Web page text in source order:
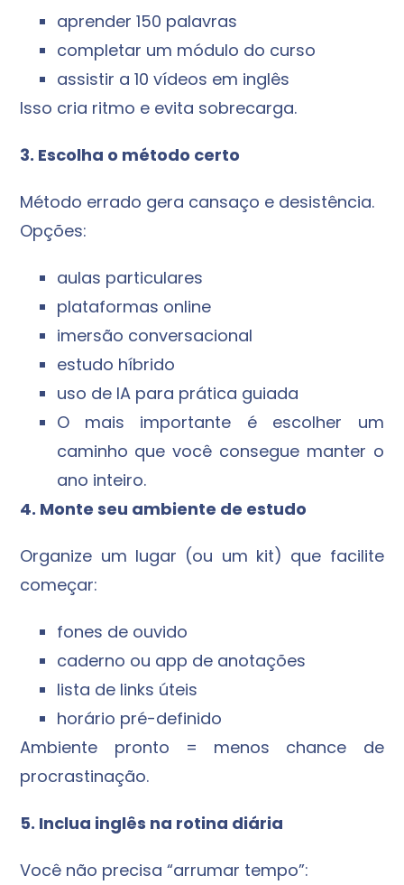
aprender 150 palavras
completar um módulo do curso
assistir a 10 vídeos em inglês
Isso cria ritmo e evita sobrecarga.
3. Escolha o método certo
Método errado gera cansaço e desistência.
Opções:
aulas particulares
plataformas online
imersão conversacional
estudo híbrido
uso de IA para prática guiada
O mais importante é escolher um
caminho que você consegue manter o
ano inteiro.
4. Monte seu ambiente de estudo
Organize um lugar (ou um kit) que facilite
começar:
fones de ouvido
caderno ou app de anotações
lista de links úteis
horário pré-definido
Ambiente pronto = menos chance de
procrastinação.
5. Inclua inglês na rotina diária
Você não precisa “arrumar tempo”: